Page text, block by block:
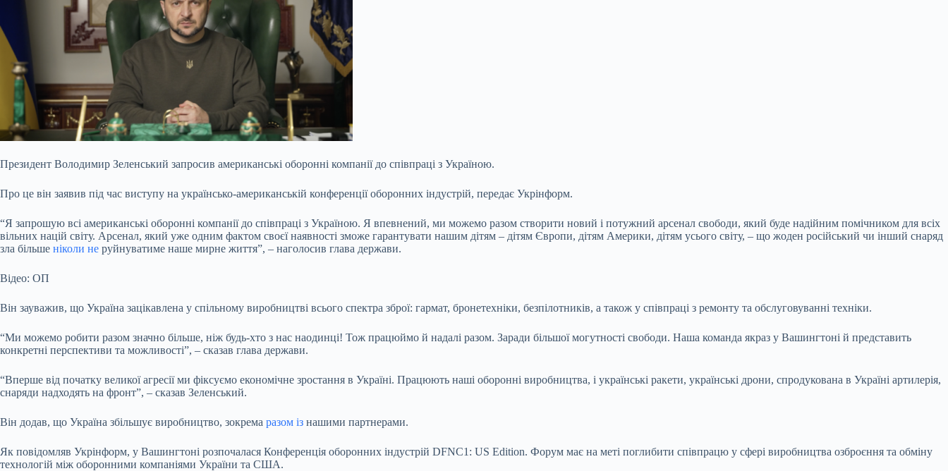
Президент Володимир Зеленський запросив американські оборонні компанії до співпраці з Україною.
Про це він заявив під час виступу на українсько-американській конференції оборонних індустрій, передає Укрінформ.
“Я запрошую всі американські оборонні компанії до співпраці з Україною. Я впевнений, ми можемо разом створити новий і потужний арсенал свободи, який буде надійним помічником для всіх
вільних націй світу. Арсенал, який уже одним фактом своєї наявності зможе гарантувати нашим дітям – дітям Європи, дітям Америки, дітям усього світу, – що жоден російський чи інший снаряд
зла більше ніколи не руйнуватиме наше мирне життя”, – наголосив глава держави.
Відео: ОП
Він зауважив, що Україна зацікавлена у спільному виробництві всього спектра зброї: гармат, бронетехніки, безпілотників, а також у співпраці з ремонту та обслуговуванні техніки.
“Ми можемо робити разом значно більше, ніж будь-хто з нас наодинці! Тож працюймо й надалі разом. Заради більшої могутності свободи. Наша команда якраз у Вашингтоні й представить
конкретні перспективи та можливості”, – сказав глава держави.
“Вперше від початку великої агресії ми фіксуємо економічне зростання в Україні. Працюють наші оборонні виробництва, і українські ракети, українські дрони, спродукована в Україні артилерія,
снаряди надходять на фронт”, – сказав Зеленський.
Він додав, що Україна збільшує виробництво, зокрема разом із нашими партнерами.
Як повідомляв Укрінформ, у Вашингтоні розпочалася Конференція оборонних індустрій DFNC1: US Edition. Форум має на меті поглибити співпрацю у сфері виробництва озброєння та обміну
технологій між оборонними компаніями України та США.